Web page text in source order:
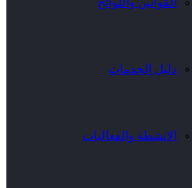
دليل الخدمات
الانشطة والفعاليات